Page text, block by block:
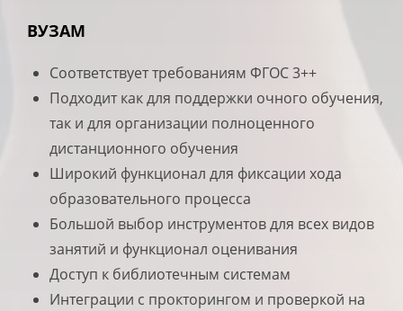
ВУЗАМ
Соответствует требованиям ФГОС 3++
Подходит как для поддержки очного обучения,
так и для организации полноценного
дистанционного обучения
Широкий функционал для фиксации хода
образовательного процесса
Большой выбор инструментов для всех видов
занятий и функционал оценивания
Доступ к библиотечным системам
Интеграции с прокторингом и проверкой на